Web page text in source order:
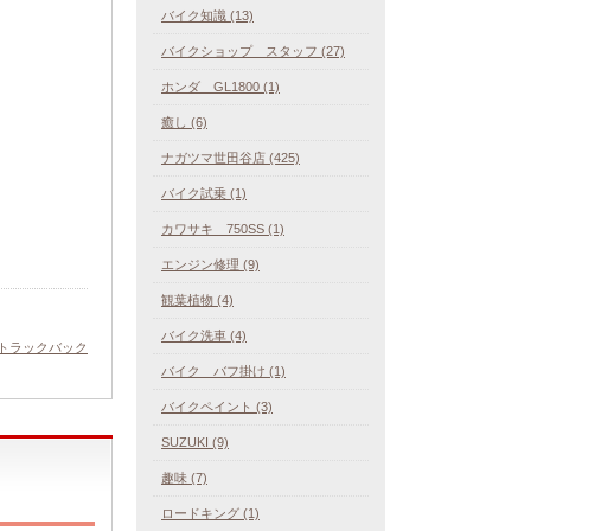
トラックバック
バイク知識 (13)
バイクショップ スタッフ (27)
ホンダ GL1800 (1)
癒し (6)
ナガツマ世田谷店 (425)
バイク試乗 (1)
カワサキ 750SS (1)
エンジン修理 (9)
観葉植物 (4)
バイク洗車 (4)
バイク バフ掛け (1)
バイクペイント (3)
SUZUKI (9)
趣味 (7)
ロードキング (1)